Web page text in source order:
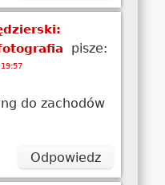
pisze:
do zachodów
Odpowiedz